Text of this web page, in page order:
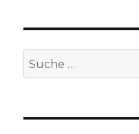
Suche
nach: